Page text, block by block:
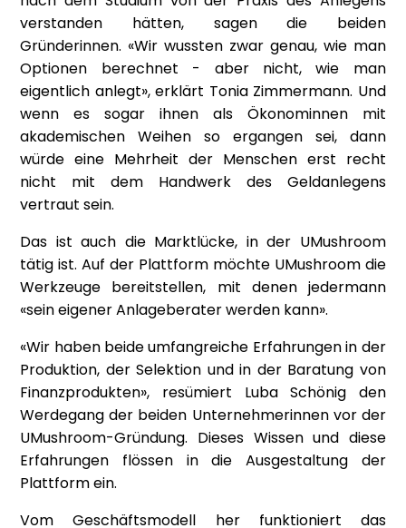
verstanden hätten, sagen die beiden
Gründerinnen. «Wir wussten zwar genau, wie man
Optionen berechnet - aber nicht, wie man
eigentlich anlegt», erklärt Tonia Zimmermann. Und
wenn es sogar ihnen als Ökonominnen mit
akademischen Weihen so ergangen sei, dann
würde eine Mehrheit der Menschen erst recht
nicht mit dem Handwerk des Geldanlegens
vertraut sein.
Das ist auch die Marktlücke, in der UMushroom
tätig ist. Auf der Plattform möchte UMushroom die
Werkzeuge bereitstellen, mit denen jedermann
«sein eigener Anlageberater werden kann».
«Wir haben beide umfangreiche Erfahrungen in der
Produktion, der Selektion und in der Baratung von
Finanzprodukten», resümiert Luba Schönig den
Werdegang der beiden Unternehmerinnen vor der
UMushroom-Gründung. Dieses Wissen und diese
Erfahrungen flössen in die Ausgestaltung der
Plattform ein.
Vom Geschäftsmodell her funktioniert das